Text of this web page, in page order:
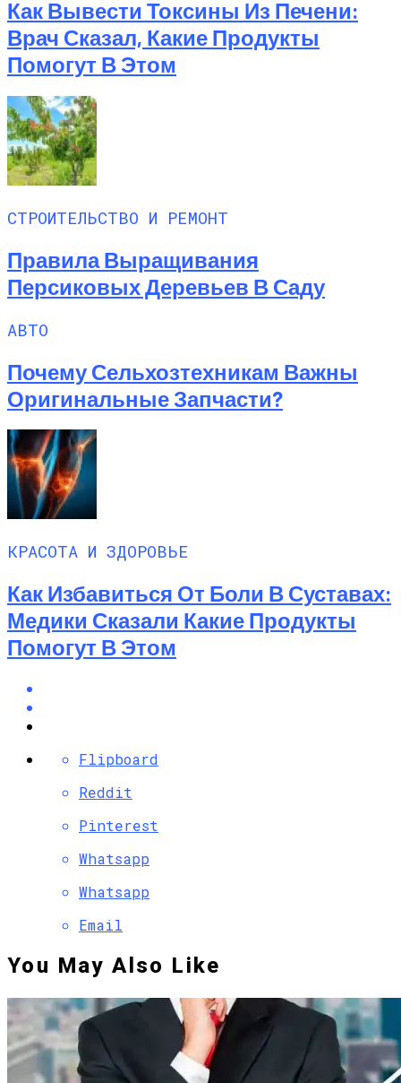
Как Вывести Токсины Из Печени:
Врач Сказал, Какие Продукты
Помогут В Этом
СТРОИТЕЛЬСТВО И РЕМОНТ
Правила Выращивания
Персиковых Деревьев В Саду
АВТО
Почему Сельхозтехникам Важны
Оригинальные Запчасти?
КРАСОТА И ЗДОРОВЬЕ
Как Избавиться От Боли В Суставах:
Медики Сказали Какие Продукты
Помогут В Этом
Flipboard
Reddit
Pinterest
Whatsapp
Whatsapp
Email
You May Also Like